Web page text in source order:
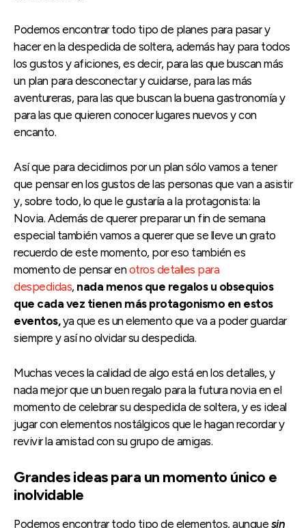
Podemos encontrar todo tipo de planes para pasar y
hacer en la despedida de soltera, además hay para todos
los gustos y aficiones, es decir, para las que buscan más
un plan para desconectar y cuidarse, para las más
aventureras, para las que buscan la buena gastronomía y
para las que quieren conocer lugares nuevos y con
encanto.
Así que para decidirnos por un plan sólo vamos a tener
que pensar en los gustos de las personas que van a asistir
y, sobre todo, lo que le gustaría a la protagonista: la
Novia. Además de querer preparar un fin de semana
especial también vamos a querer que se lleve un grato
recuerdo de este momento, por eso también es
momento de pensar enotros detalles para
despedidas, nada menos que regalos u obsequios
que cada vez tienen más protagonismo en estos
eventos,ya que es un elemento que va a poder guardar
siempre y así no olvidar su despedida.
Muchas veces la calidad de algo está en los detalles, y
nada mejor que un buen regalo para la futura novia en el
momento de celebrar su despedida de soltera, y es ideal
jugar con elementos nostálgicos que le hagan recordar y
revivir la amistad con su grupo de amigas.
Grandes ideas para un momento único e
inolvidable
Podemos encontrar todo tipo de elementos, aunque sin